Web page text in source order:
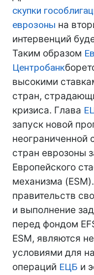
скупки
еврозоны на
интервенций
Таким образом
Центробанк
высокими
стран,
кризиса. Глава
запуск новой
неограниченной
стран еврозоны
Европейского
механизма
правительств
и выполнение
перед фондом
ESM, являются
условиями для
операций ЕЦБ и